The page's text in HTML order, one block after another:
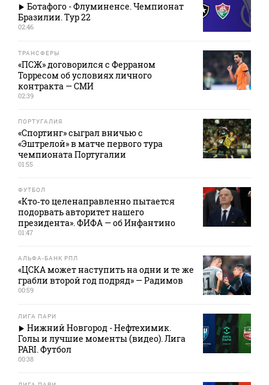
Ботафого - Флуминенсе. Чемпионат
Бразилии. Тур 22
02:46
ТРАНСФЕРЫ
«ПСЖ» договорился с Ферраном
Торресом об условиях личного
контракта — СМИ
02:39
ПОРТУГАЛИЯ
«Спортинг» сыграл вничью с
«Эштрелой» в матче первого тура
чемпионата Португалии
01:55
ФУТБОЛ
«Кто‑то целенаправленно пытается
подорвать авторитет нашего
президента». ФИФА — об Инфантино
01:47
АЛЬФА-БАНК РПЛ
«ЦСКА может наступить на одни и те же
грабли второй год подряд» — Радимов
00:59
ЛИГА ПАРИ
Нижний Новгород - Нефтехимик.
Голы и лучшие моменты (видео). Лига
PARI. Футбол
00:38